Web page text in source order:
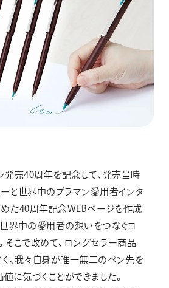
発売40周年を記念して、発売当時
と世界中のプラマン愛用者インタ
めた40周年記念WEBページを作成
界中の愛用者の想いをつなぐコ
そこで改めて、ロングセラー商品
、我々自身が唯一無二のペン先を
値に気づくことができました。